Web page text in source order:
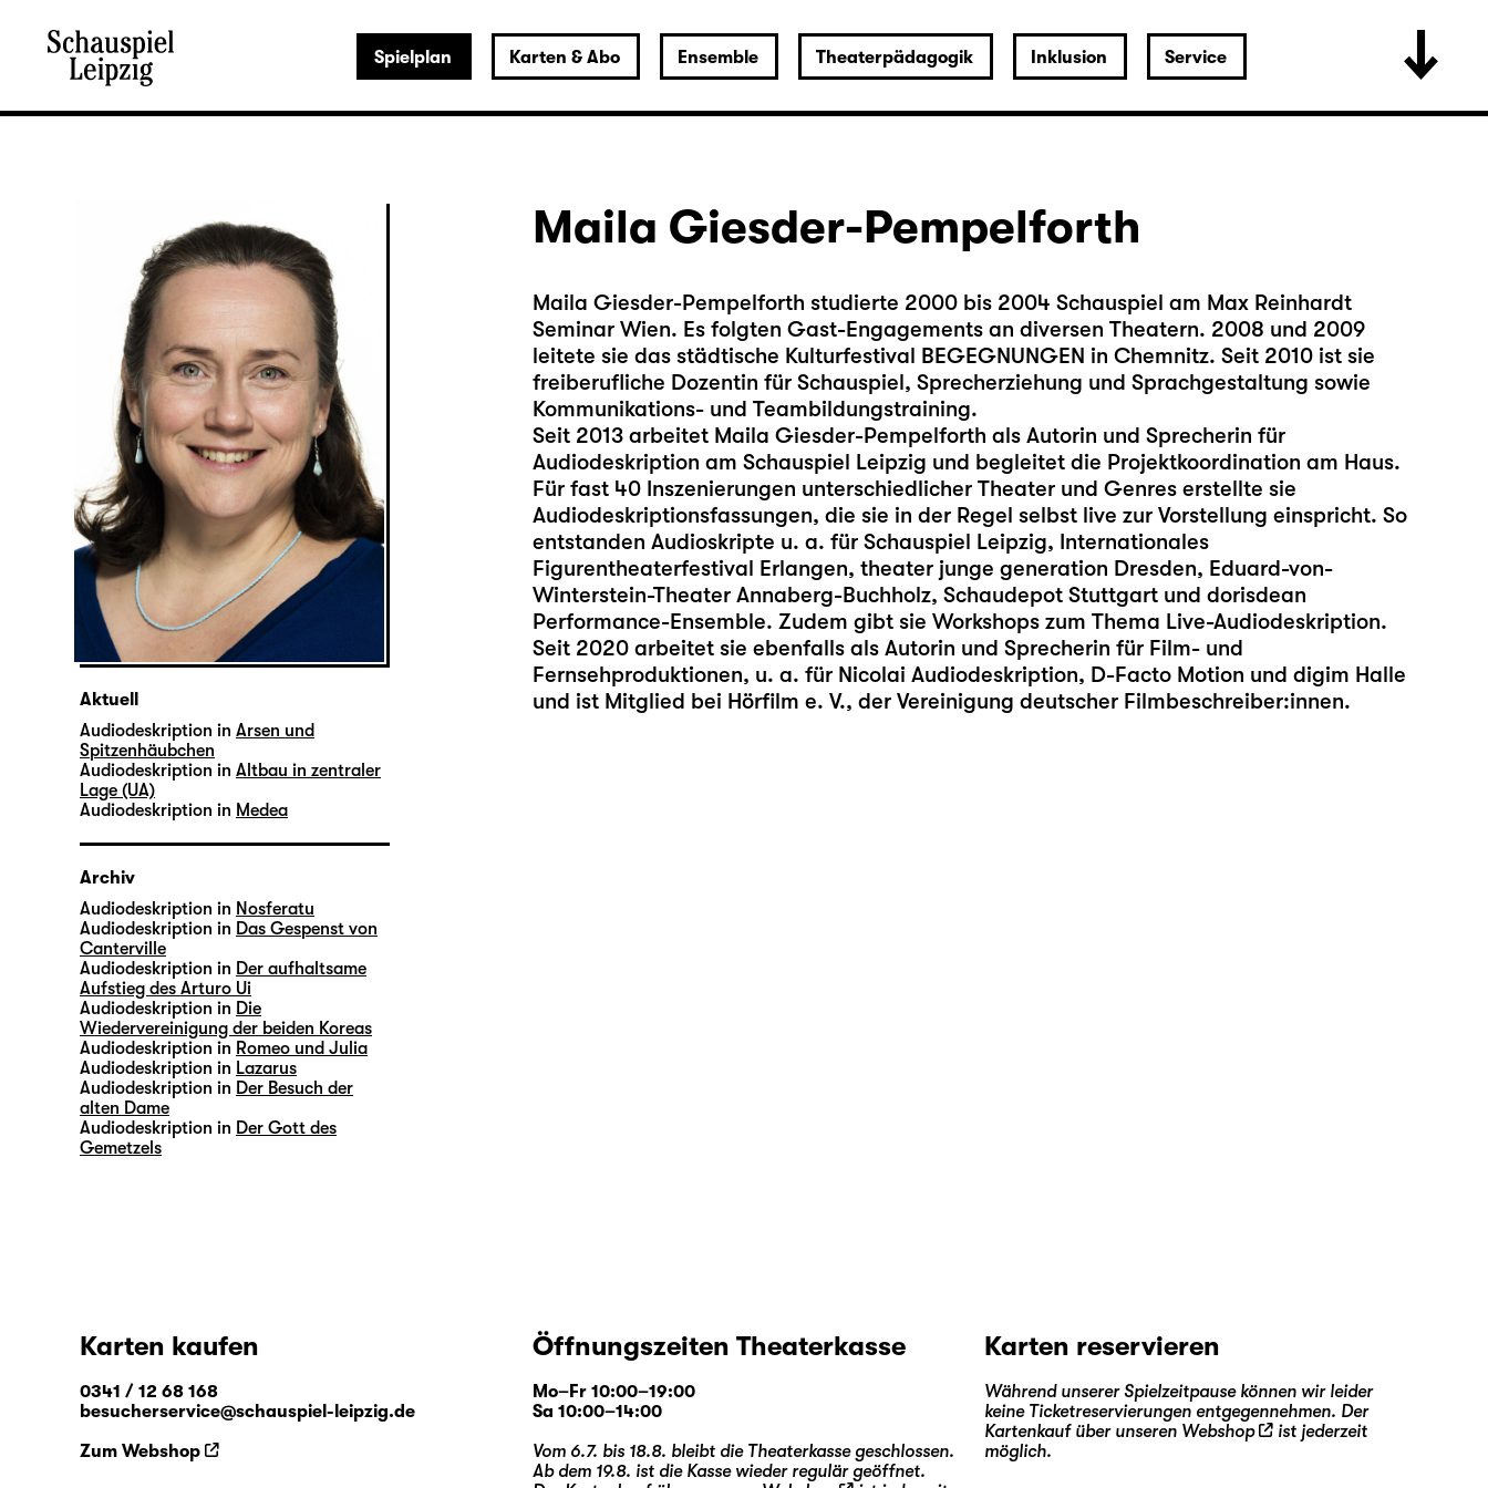
Spielplan Karten & Abo Ensemble Theaterpädagogik Inklusion Service
Maila Giesder-Pempelforth
Maila Giesder-Pempelforth studierte 2000 bis 2004 Schauspiel am Max Reinhardt
Seminar Wien. Es folgten Gast-Engagements an diversen Theatern. 2008 und 2009
leitete sie das städtische Kulturfestival BEGEGNUNGEN in Chemnitz. Seit 2010 ist sie
freiberufliche Dozentin für Schauspiel, Sprecherziehung und Sprachgestaltung sowie
Kommunikations- und Teambildungstraining.
Seit 2013 arbeitet Maila Giesder-Pempelforth als Autorin und Sprecherin für
Audiodeskription am Schauspiel Leipzig und begleitet die Projektkoordination am Haus.
Für fast 40 Inszenierungen unterschiedlicher Theater und Genres erstellte sie
Audiodeskriptionsfassungen, die sie in der Regel selbst live zur Vorstellung einspricht. So
entstanden Audioskripte u. a. für Schauspiel Leipzig, Internationales
Figurentheaterfestival Erlangen, theater junge generation Dresden, Eduard-von-
Winterstein-Theater Annaberg-Buchholz, Schaudepot Stuttgart und dorisdean
Performance-Ensemble. Zudem gibt sie Workshops zum Thema Live-Audiodeskription.
Seit 2020 arbeitet sie ebenfalls als Autorin und Sprecherin für Film- und
Fernsehproduktionen, u. a. für Nicolai Audiodeskription, D-Facto Motion und digim Halle
und ist Mitglied bei Hörfilm e. V., der Vereinigung deutscher Filmbeschreiber:innen.
Aktuell
Audiodeskription in Arsen und
Spitzenhäubchen
Audiodeskription in Altbau in zentraler
Lage (UA)
Audiodeskription in Medea
Archiv
Audiodeskription in Nosferatu
Audiodeskription in Das Gespenst von
Canterville
Audiodeskription in Der aufhaltsame
Aufstieg des Arturo Ui
Audiodeskription in Die
Wiedervereinigung der beiden Koreas
Audiodeskription in Romeo und Julia
Audiodeskription in Lazarus
Audiodeskription in Der Besuch der
alten Dame
Audiodeskription in Der Gott des
Gemetzels
Karten kaufen
0341 / 12 68 168
besucherservice@schauspiel-leipzig.de
Zum Webshop
Öffnungszeiten Theaterkasse
Mo–Fr 10:00–19:00
Sa 10:00–14:00
Vom 6.7. bis 18.8. bleibt die Theaterkasse geschlossen.
Ab dem 19.8. ist die Kasse wieder regulär geöffnet.
Karten reservieren
Während unserer Spielzeitpause können wir leider
keine Ticketreservierungen entgegennehmen. Der
Kartenkauf über unseren Webshop
ist jederzeit
möglich.